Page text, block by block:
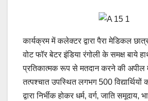
कार्यक्रम में कलेक्टर द्वारा पैरा मेडिकल
वोट फॉर बेटर इंडिया रंगोली के समक्ष बाये
प्रतिकात्मक रूप से मतदान करने की अपील
तत्पश्चात उपस्थित लगभग 500
द्वारा निर्भीक होकर धर्म, वर्ग, जाति समूदाय,